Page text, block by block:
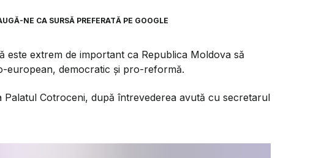
NE CA SURSĂ PREFERATĂ PE GOOGLE
este extrem de important ca Republica Moldova să
european, democratic şi pro-reformă.
Palatul Cotroceni, după întrevederea avută cu secretarul